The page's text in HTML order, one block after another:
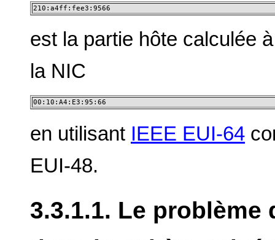
210:a4ff:fee3:9566
est la partie hôte calculée
la NIC
00:10:A4:E3:95:66
en utilisant IEEE EUI-64
EUI-48.
3.3.1.1. Le